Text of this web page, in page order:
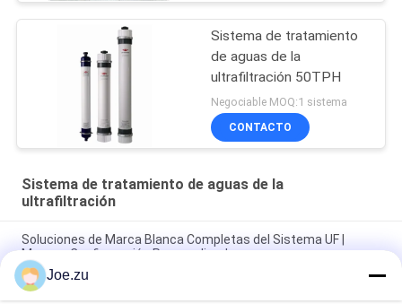
Sistema de tratamiento
de aguas de la
ultrafiltración 50TPH
Negociable MOQ:1 sistema
CONTACTO
Sistema de tratamiento de aguas de la
ultrafiltración
Soluciones de Marca Blanca Completas del Sistema UF |
Marca y Configuración Personalizadas
10-40 TPH UF Sistema de ahorro de energía del 30% diseñado
Joe.zu